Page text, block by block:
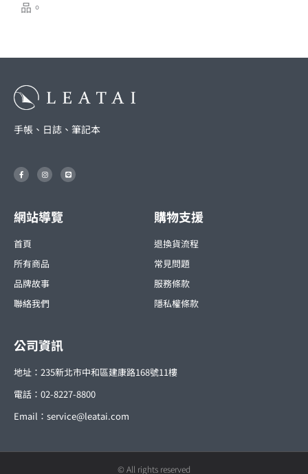
品。
手帳、日誌、筆記本
F
a
c
k
-
I
n
s
r
a
m
L
i
n
網站導覽
首頁
所有商品
品牌故事
聯絡我們
購物支援
退換貨流程
常見問題
服務條款
隱私權條款
公司資訊
地址：235新北市中和區建康路168號11樓
電話：02-8227-8800
Email： service@leatai.com
© All rights reserved